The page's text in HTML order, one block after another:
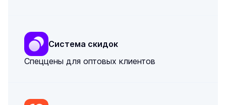
Система скидок
Спеццены для оптовых клиентов